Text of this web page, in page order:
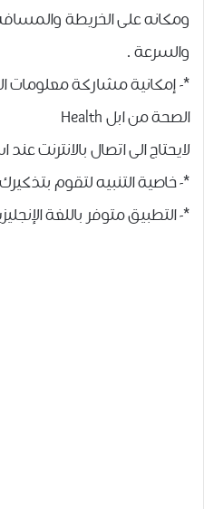
ﻭﻣﻜﺎﻧﻪ ﻋﻠﻰ ﺍﻟﺨﺮﻳﻄﺔ
ﻭﺍﻟﺴﺮﻋﺔ .
*- ﺇﻣﻜﺎﻧﻴﺔ ﻣﺸﺎﺭﻛﺔ ﻣﻌﻠﻮﻣﺎﺕ
ﺍﻟﺼﺤﺔ ﻣﻦ ﺍﺑﻞ Health
ﻻﻳﺤﺘﺎﺝ ﺍﻟﻰ ﺍﺗﺼﺎﻝ ﺑﺎﻻﻧﺘﺮﻧﺖ
*- ﺧﺎﺻﻴﺔ ﺍﻟﺘﻨﺒﻴﻪ ﻟﺘﻘﻮﻡ
*- ﺍﻟﺘﻄﺒﻴﻖ ﻣﺘﻮﻓﺮ ﺑﺎﻟﻠﻐﺔ